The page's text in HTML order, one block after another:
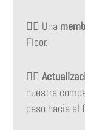
👉🏻 Una
Floor.
👉🏻
nuestra
paso hacia el